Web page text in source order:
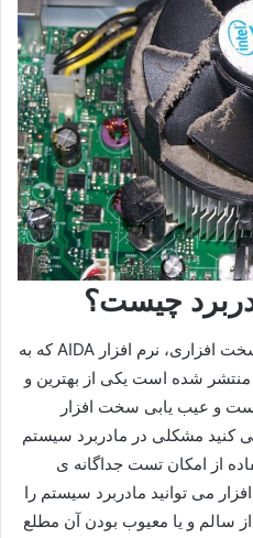
چیست؟
برای تست کامل لپتاپ از لحاظ سخت افزاری، نرم افزار AIDA که به
اسم AIDA64 Extreme Edition منتشر شده است یکی از بهترین و
تست و عیب یابی سخت افزار
کنید مشکلی در مادربرد سیستم
از امکان تست جداگانه ی
می توانید مادربرد سیستم را
سالم و یا معیوب بودن آن مطلع